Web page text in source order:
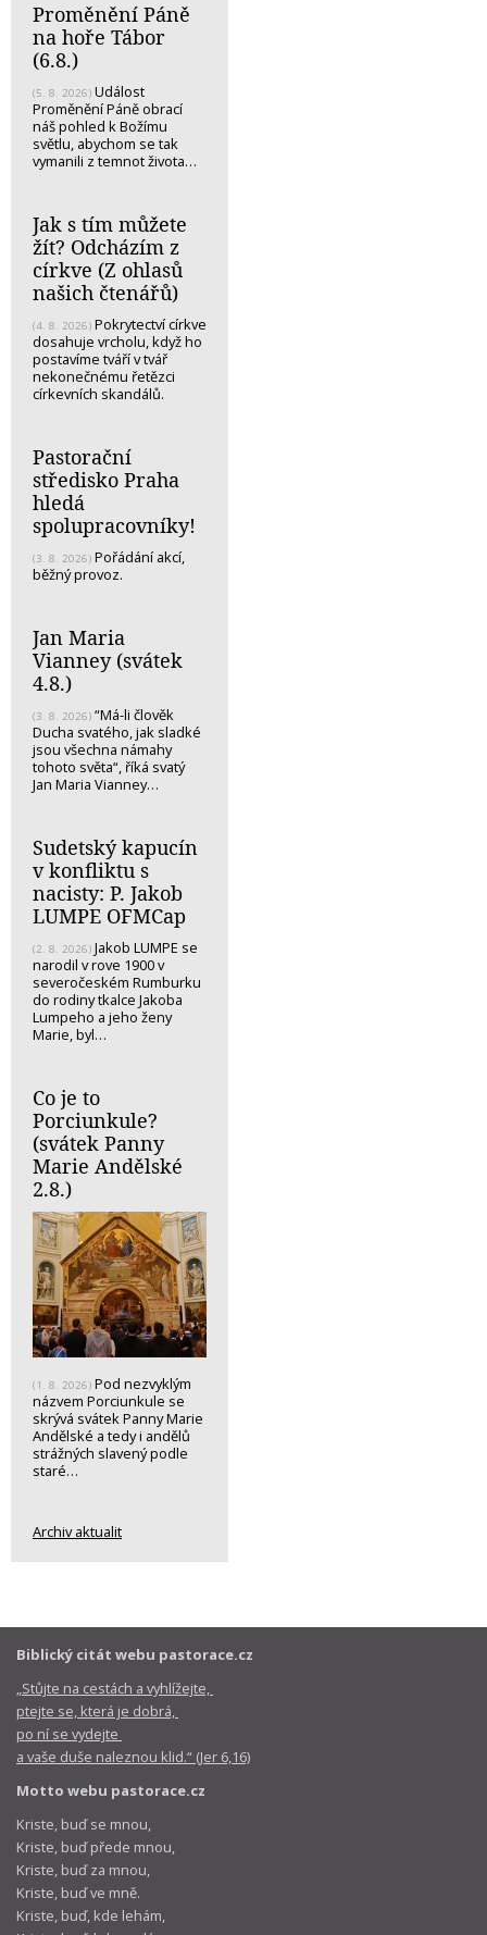
Proměnění Páně
na hoře Tábor
(6.8.)
(5. 8. 2026) Událost
Proměnění Páně obrací
náš pohled k Božímu
světlu, abychom se tak
vymanili z temnot života…
Jak s tím můžete
žít? Odcházím z
církve (Z ohlasů
našich čtenářů)
(4. 8. 2026) Pokrytectví církve
dosahuje vrcholu, když ho
postavíme tváří v tvář
nekonečnému řetězci
církevních skandálů.
Pastorační
středisko Praha
hledá
spolupracovníky!
(3. 8. 2026) Pořádání akcí,
běžný provoz.
Jan Maria
Vianney (svátek
4.8.)
(3. 8. 2026) “Má-li člověk
Ducha svatého, jak sladké
jsou všechna námahy
tohoto světa“, říká svatý
Jan Maria Vianney…
Sudetský kapucín
v konfliktu s
nacisty: P. Jakob
LUMPE OFMCap
(2. 8. 2026) Jakob LUMPE se
narodil v rove 1900 v
severočeském Rumburku
do rodiny tkalce Jakoba
Lumpeho a jeho ženy
Marie, byl…
Co je to
Porciunkule?
(svátek Panny
Marie Andělské
2.8.)
(1. 8. 2026) Pod nezvyklým
názvem Porciunkule se
skrývá svátek Panny Marie
Andělské a tedy i andělů
strážných slavený podle
staré…
Archiv aktualit
Biblický citát webu pastorace.cz
„Stůjte na cestách a vyhlížejte,
ptejte se, která je dobrá,
po ní se vydejte
a vaše duše naleznou klid.“ (Jer 6,16)
Motto webu pastorace.cz
Kriste, buď se mnou,
Kriste, buď přede mnou,
Kriste, buď za mnou,
Kriste, buď ve mně.
Kriste, buď, kde lehám,